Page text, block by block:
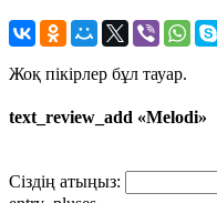
Жоқ пікірлер бұл тауар.
text_review_add «Melodi»
Сіздің атыңыз: